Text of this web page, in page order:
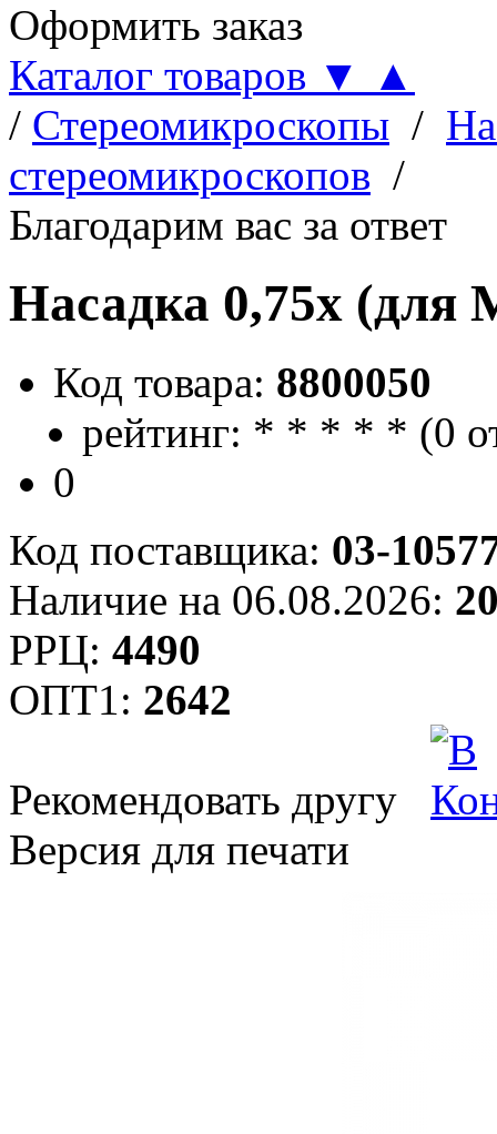
Оформить заказ
Каталог товаров ▼
▲
/ Стереомикроскопы /
стереомикроскопов /
Благодарим вас за ответ
Насадка 0,75х (для
Код товара: 8800050
рейтинг: * * * * * (0
0
Код поставщика: 03-
Наличие на 06.08.2026:
РРЦ: 4490
ОПТ1: 2642
Рекомендовать другу
Версия для печати